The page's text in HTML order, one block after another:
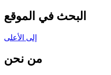
البحث في الموقع
إلى الأعلى
من نحن